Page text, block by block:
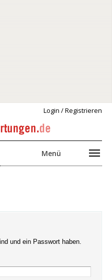
Login / Registrieren
Menü
und ein Passwort haben.